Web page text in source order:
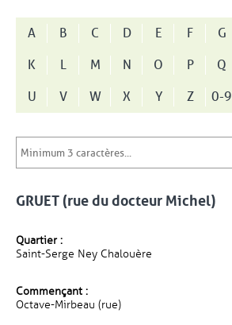
A B C D E F G
K
L M N O P Q
U
V W X Y Z 0-9
GRUET (rue du docteur Michel)
Quartier :
Saint-Serge Ney Chalouère
Commençant :
Octave-Mirbeau (rue)